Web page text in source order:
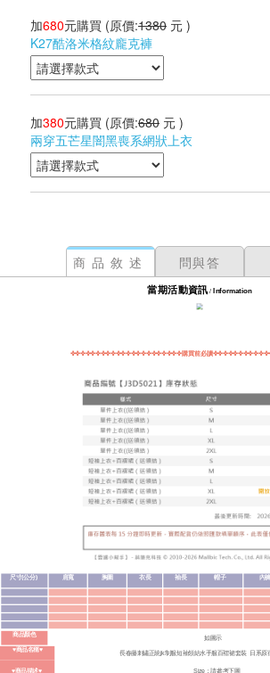
加680元購買 (原價:1380 元 )
K27酷洛米格紋龐克褲
加380元購買 (原價:680 元 )
兩穿五芒星闇黑喪系網狀上衣
商品敘述 問與答